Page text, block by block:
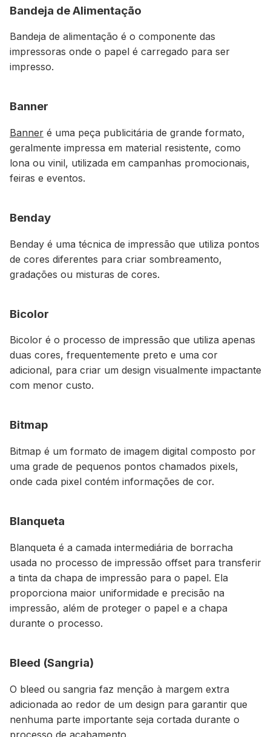
Bandeja de Alimentação
Bandeja de alimentação é o componente das
impressoras onde o papel é carregado para ser
impresso.
Banner
Banner é uma peça publicitária de grande formato,
geralmente impressa em material resistente, como
lona ou vinil, utilizada em campanhas promocionais,
feiras e eventos.
Benday
Benday é uma técnica de impressão que utiliza pontos
de cores diferentes para criar sombreamento,
gradações ou misturas de cores.
Bicolor
Bicolor é o processo de impressão que utiliza apenas
duas cores, frequentemente preto e uma cor
adicional, para criar um design visualmente impactante
com menor custo.
Bitmap
Bitmap é um formato de imagem digital composto por
uma grade de pequenos pontos chamados pixels,
onde cada pixel contém informações de cor.
Blanqueta
Blanqueta é a camada intermediária de borracha
usada no processo de impressão offset para transferir
a tinta da chapa de impressão para o papel. Ela
proporciona maior uniformidade e precisão na
impressão, além de proteger o papel e a chapa
durante o processo.
Bleed (Sangria)
O bleed ou sangria faz menção à margem extra
adicionada ao redor de um design para garantir que
nenhuma parte importante seja cortada durante o
processo de acabamento.